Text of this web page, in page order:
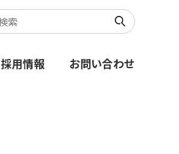
採用情報 お問い合わせ